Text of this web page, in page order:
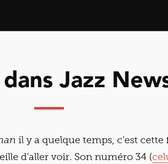
Jazz
il y a quelque temps, c’est cette
d’aller voir. Son numéro 34 (